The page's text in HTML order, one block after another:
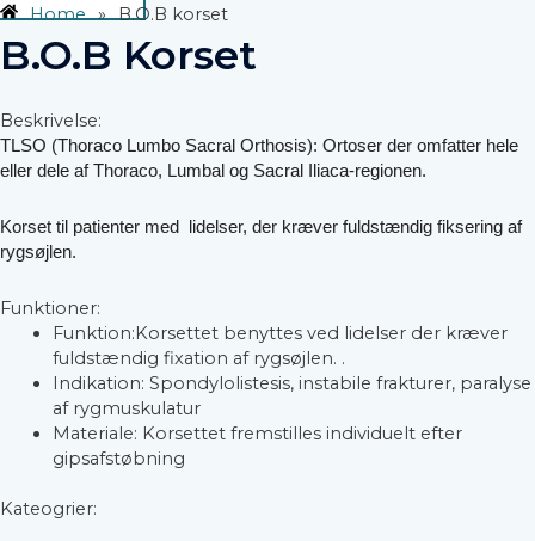
Home » B.O.B korset
B.O.B Korset
Beskrivelse:
TLSO (Thoraco Lumbo Sacral Orthosis): Ortoser der omfatter hele
eller dele af Thoraco, Lumbal og Sacral Iliaca-regionen.
Korset til patienter med lidelser, der kræver fuldstændig fiksering af
rygsøjlen.
Funktioner:
Funktion:Korsettet benyttes ved lidelser der kræver
fuldstændig fixation af rygsøjlen. .
Indikation: Spondylolistesis, instabile frakturer, paralyse
af rygmuskulatur
Materiale: Korsettet fremstilles individuelt efter
gipsafstøbning
Kateogrier: